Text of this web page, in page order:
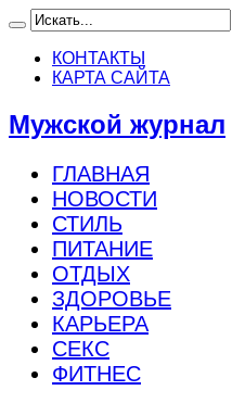
КОНТАКТЫ
КАРТА САЙТА
Мужской журнал
ГЛАВНАЯ
НОВОСТИ
СТИЛЬ
ПИТАНИЕ
ОТДЫХ
ЗДОРОВЬЕ
КАРЬЕРА
СЕКС
ФИТНЕС